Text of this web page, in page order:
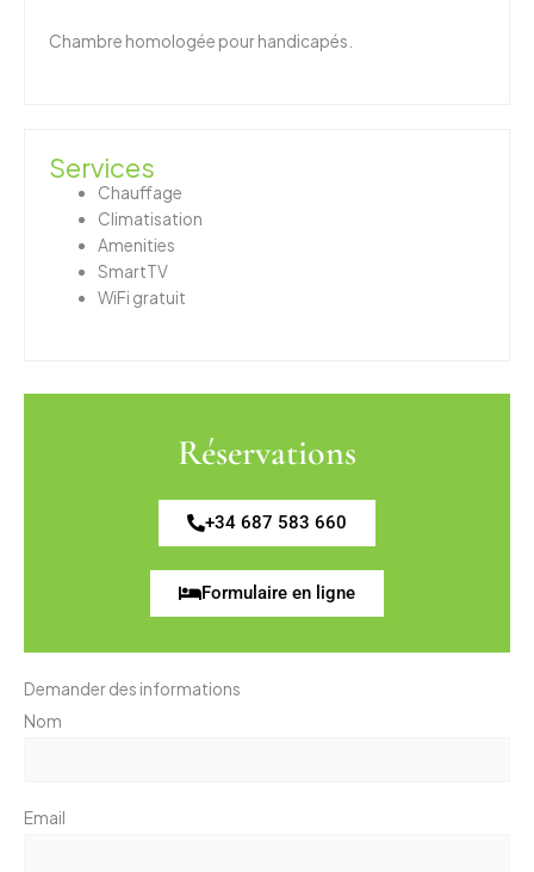
Chambre homologée pour handicapés.
Services
Chauffage
Climatisation
Amenities
SmartTV
WiFi gratuit
Réservations
+34 687 583 660
Formulaire en ligne
Demander des informations
Nom
Email